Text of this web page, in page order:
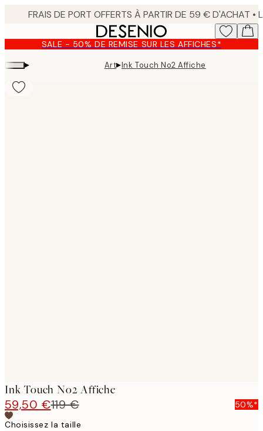
content.SALE - 50% DE REMISE SUR LES AFFICHES*
▸ Art▸Ink Touch No2 Affiche
Ink Touch No2 Affiche
59,50 €119 €
50%*
Choisissez la taille